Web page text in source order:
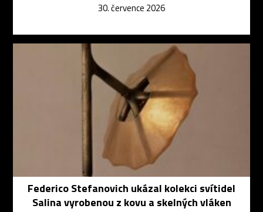
30. července 2026
Federico Stefanovich ukázal kolekci svítidel
Salina vyrobenou z kovu a skelných vláken